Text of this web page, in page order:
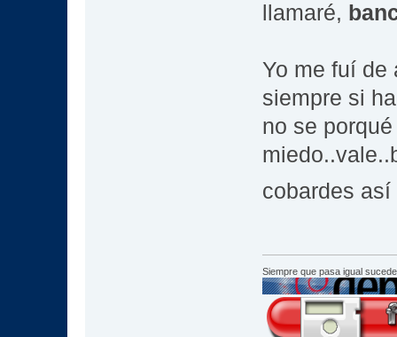
llamaré,
Yo me fuí de
siempre si
no se
cobardes
Siempre que pasa igual